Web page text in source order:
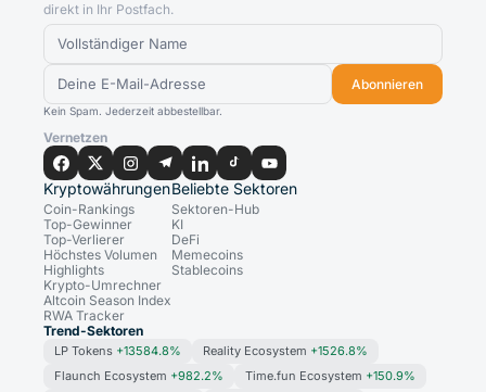
direkt in Ihr Postfach.
Abonnieren
Kein Spam. Jederzeit abbestellbar.
Vernetzen
Kryptowährungen
Coin-Rankings
Top-Gewinner
Top-Verlierer
Höchstes Volumen
Highlights
Krypto-Umrechner
Altcoin Season Index
RWA Tracker
Beliebte Sektoren
Sektoren-Hub
KI
DeFi
Memecoins
Stablecoins
Trend-Sektoren
LP Tokens +13584.8% Reality Ecosystem +1526.8%
Flaunch Ecosystem +982.2% Time.fun Ecosystem +150.9%